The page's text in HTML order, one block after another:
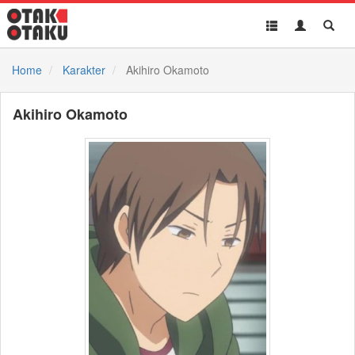
Toggle
Toggle
Home
Karakter Akihiro Okamoto
Akihiro Okamoto